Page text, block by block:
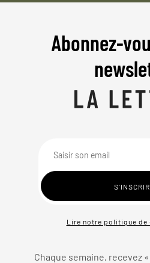
Abonnez-
Lire notre politique
Chaque semaine, recevez